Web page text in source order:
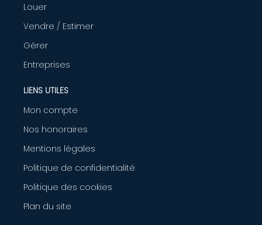
Louer
Vendre / Estimer
Gérer
Entreprises
LIENS UTILES
Mon compte
Nos honoraires
Mentions légales
Politique de confidentialité
Politique des cookies
Plan du site